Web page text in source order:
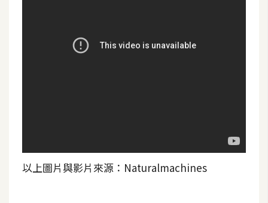
以上圖片與影片來源：Naturalmachines